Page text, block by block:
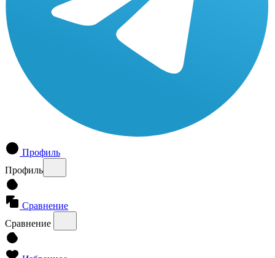
Профиль
Профиль
Сравнение
Сравнение